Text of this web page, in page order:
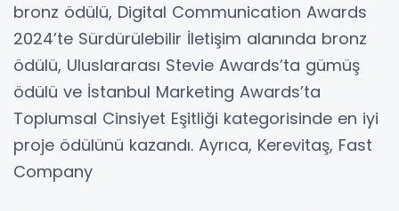
bronz ödülü, Digital Communication Awards
2024’te Sürdürülebilir İletişim alanında bronz
ödülü, Uluslararası Stevie Awards’ta gümüş
ödülü ve İstanbul Marketing Awards’ta
Toplumsal Cinsiyet Eşitliği kategorisinde en iyi
proje ödülünü kazandı. Ayrıca, Kerevitaş, Fast
Company